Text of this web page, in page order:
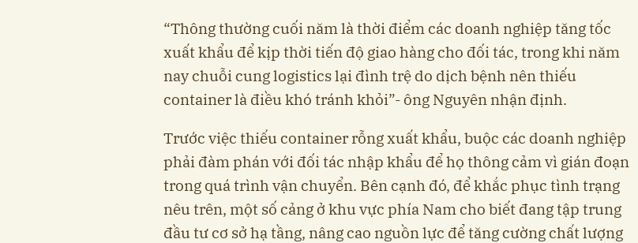
“Thông thường cuối năm là thời điểm các doanh nghiệp tăng tốc
xuất khẩu để kịp thời tiến độ giao hàng cho đối tác, trong khi năm
nay chuỗi cung logistics lại đình trệ do dịch bệnh nên thiếu
container là điều khó tránh khỏi”- ông Nguyên nhận định.
Trước việc thiếu container rỗng xuất khẩu, buộc các doanh nghiệp
phải đàm phán với đối tác nhập khẩu để họ thông cảm vì gián đoạn
trong quá trình vận chuyển. Bên cạnh đó, để khắc phục tình trạng
nêu trên, một số cảng ở khu vực phía Nam cho biết đang tập trung
đầu tư cơ sở hạ tầng, nâng cao nguồn lực để tăng cường chất lượng